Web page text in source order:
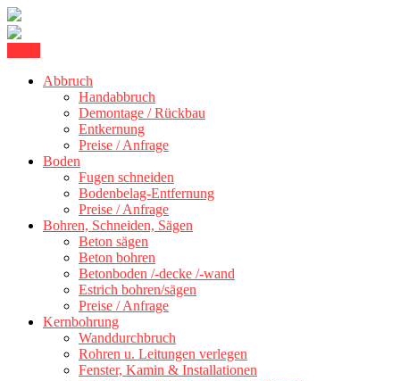
content
Betonschneiden Stuttgart
+ 300 kmAbbruch
Handabbruch
Demontage / Rückbau
Entkernung
Preise / Anfrage
Boden
Fugen schneiden
Bodenbelag-Entfernung
Preise / Anfrage
Bohren, Schneiden, Sägen
Beton sägen
Beton bohren
Betonboden /-decke /-wand
Estrich bohren/sägen
Preise / Anfrage
Kernbohrung
Wanddurchbruch
Rohren u. Leitungen verlegen
Fenster, Kamin & Installationen